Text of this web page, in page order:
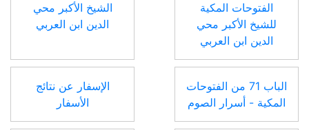
الفتوحات المكية
للشيخ الأكبر محي
الدين ابن العربي
الشيخ الأكبر محي
الدين ابن العربي
الباب 71 من الفتوحات
المكية - أسرار الصوم
الإسفار عن نتائج
الأسفار